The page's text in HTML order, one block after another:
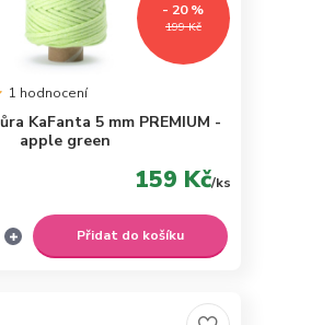
199 Kč
- 20 %
1 hodnocení
KaFanta 5 mm PREMIUM -
apple green
159 Kč/ks
Přidat do košíku